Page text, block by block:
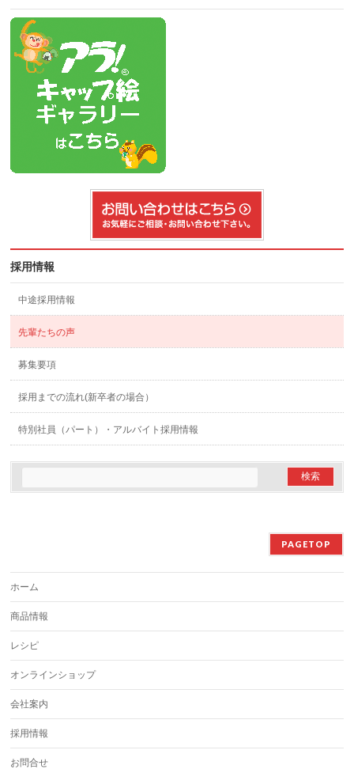
採用情報
中途採用情報
先輩たちの声
募集要項
採用までの流れ(新卒者の場合）
特別社員（パート）・アルバイト採用情報
PAGETOP
ホーム
商品情報
レシピ
オンラインショップ
会社案内
採用情報
お問合せ